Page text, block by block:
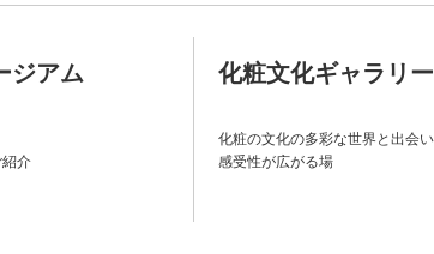
ジアム
介
化粧文化ギャラリー
化粧の文化の多彩な世界と出会い
感受性が広がる場